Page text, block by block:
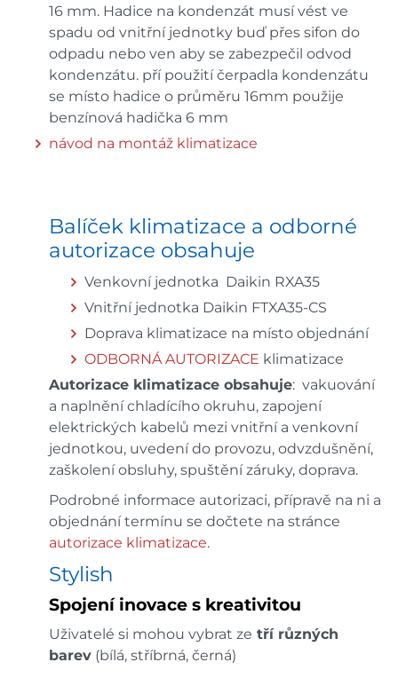
16 mm. Hadice na kondenzát musí vést ve
spadu od vnitřní jednotky buď přes sifon do
odpadu nebo ven aby se zabezpečil odvod
kondenzátu. pří použití čerpadla kondenzátu
se místo hadice o průměru 16mm použije
benzínová hadička 6 mm
návod na montáž klimatizace
Balíček klimatizace a odborné
autorizace obsahuje
Venkovní jednotka Daikin RXA35
Vnitřní jednotka Daikin FTXA35-CS
Doprava klimatizace na místo objednání
ODBORNÁ AUTORIZACE klimatizace
Autorizace klimatizace obsahuje: vakuování
a naplnění chladícího okruhu, zapojení
elektrických kabelů mezi vnitřní a venkovní
jednotkou, uvedení do provozu, odvzdušnění,
zaškolení obsluhy, spuštění záruky, doprava.
Podrobné informace autorizaci, přípravě na ni a
objednání termínu se dočtete na stránce
autorizace klimatizace.
Stylish
Spojení inovace s kreativitou
Uživatelé si mohou vybrat ze tří různých
barev (bílá, stříbrná, černá)